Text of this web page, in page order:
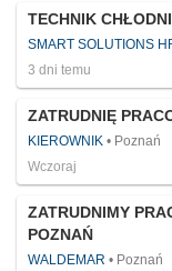
TECHNIK
SMART SOLUTIONS
3 dni temu
ZATRUDNIĘ
KIEROWNIK
Poznań
Wczoraj
ZATRUDNIMY
POZNAŃ
WALDEMAR
Poznań